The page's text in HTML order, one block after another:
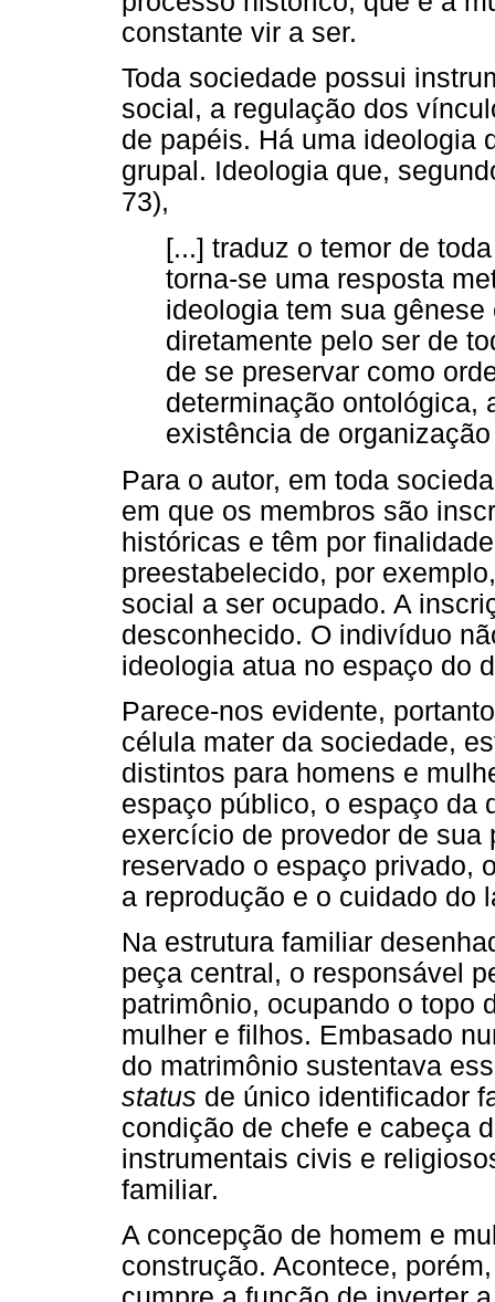
constante vir a ser.
Toda sociedade possui
social, a regulação dos
de papéis. Há uma ideologia
grupal. Ideologia que,
73),
[...] traduz o temor de
torna-se uma resposta
ideologia tem sua
diretamente pelo ser de
de se preservar como
determinação ontológica,
existência de
Para o autor, em toda
em que os membros são
históricas e têm por
preestabelecido, por
social a ser ocupado. A
desconhecido. O indivíduo
ideologia atua no espaço do
Parece-nos evidente,
célula mater da sociedade,
distintos para homens e
espaço público, o espaço da
exercício de provedor de sua
reservado o espaço privado,
a reprodução e o cuidado do
Na estrutura familiar
peça central, o responsável
patrimônio, ocupando o topo
mulher e filhos. Embasado
do matrimônio sustentava
status de único identificador
condição de chefe e cabeça
instrumentais civis e
familiar.
A concepção de homem e
construção. Acontece,